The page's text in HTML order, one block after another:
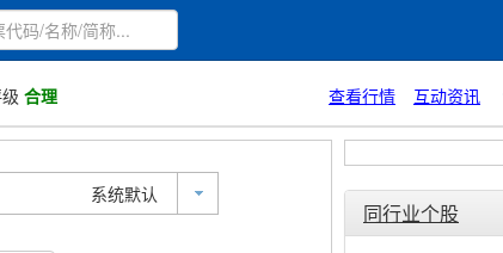
合理 查看行情 互动资讯
系统默认
同行业个股